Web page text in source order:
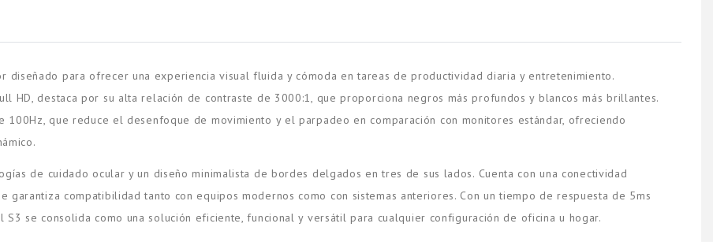
diseñado para ofrecer una experiencia visual fluida y cómoda en tareas de productividad diaria y entretenimiento.
HD, destaca por su alta relación de contraste de 3000:1, que proporciona negros más profundos y blancos más brillantes.
que reduce el desenfoque de movimiento y el parpadeo en comparación con monitores estándar, ofreciendo
de cuidado ocular y un diseño minimalista de bordes delgados en tres de sus lados. Cuenta con una conectividad
garantiza compatibilidad tanto con equipos modernos como con sistemas anteriores. Con un tiempo de respuesta de 5ms
S3 se consolida como una solución eficiente, funcional y versátil para cualquier configuración de oficina u hogar.